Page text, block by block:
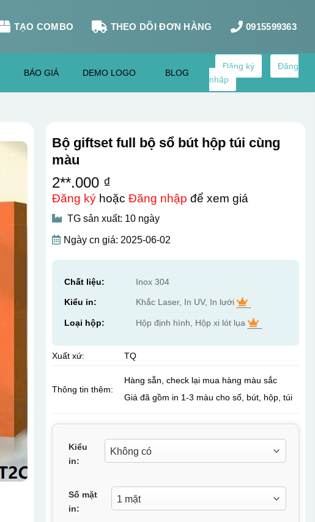
TẠO COMBO THEO DÕI ĐƠN HÀNG 0915599363
BÁO GIÁ DEMO LOGO BLOG
Đăng ký
Đăng
nhập
Bộ giftset full bộ sổ bút hộp túi cùng
màu
2**.000 ₫
Đăng kýhoặc Đăng nhập để xem giá
TG sản xuất: 10 ngày
Ngày cn giá: 2025-06-02
Chất liệu: Inox 304
Kiểu in: Khắc Laser, In UV, In lưới
Loại hộp: Hộp định hình, Hộp xi lót lụa
Xuất xứ: TQ
Thông tin thêm:
Hàng sẵn, check lại mua hàng màu sắc
Giá đã gồm in 1-3 màu cho sổ, bút, hộp, túi
Kiểu
in:
Số mặt
in: